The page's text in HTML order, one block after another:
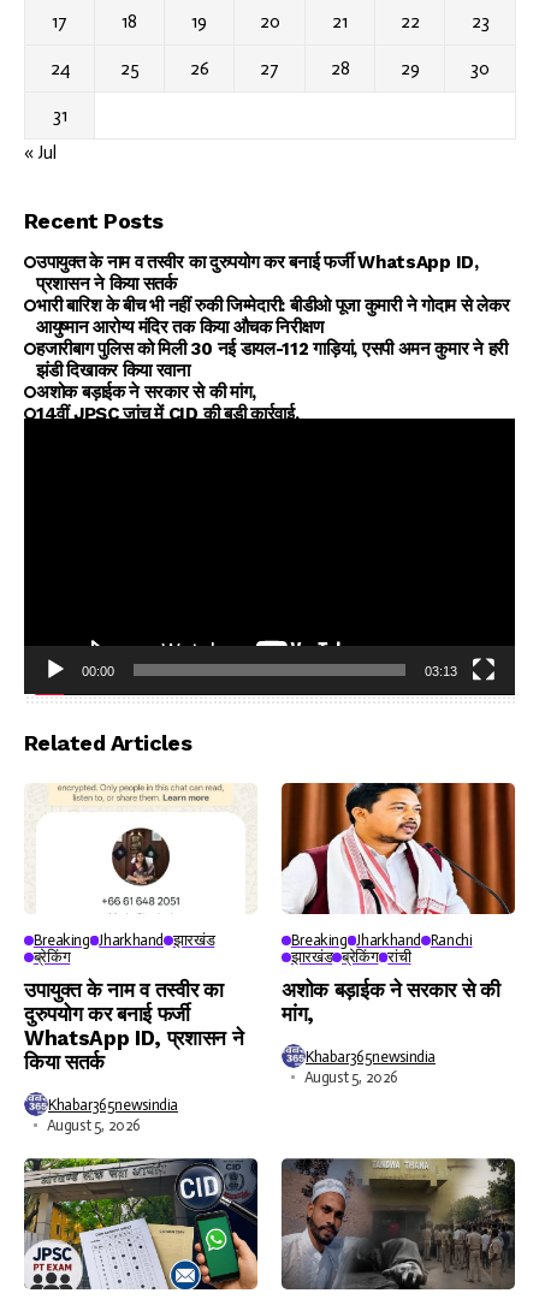
17 18 19 20 21 22 23
24 25 26 27 28 29 30
31
« Jul
Recent Posts
उपायुक्त के नाम व तस्वीर का दुरुपयोग कर बनाई फर्जी WhatsApp ID,
प्रशासन ने किया सतर्क
भारी बारिश के बीच भी नहीं रुकी जिम्मेदारी: बीडीओ पूजा कुमारी ने गोदाम से लेकर
आयुष्मान आरोग्य मंदिर तक किया औचक निरीक्षण
हजारीबाग पुलिस को मिली 30 नई डायल-112 गाड़ियां, एसपी अमन कुमार ने हरी
झंडी दिखाकर किया रवाना
अशोक बड़ाईक ने सरकार से की मांग,
14वीं JPSC जांच में CID की बड़ी कार्रवाई,
Player
00:00 03:13
Related Articles
Breaking Jharkhand
झारखंड
ब्रेकिंग
उपायुक्त के नाम व तस्वीर का
दुरुपयोग कर बनाई फर्जी
WhatsApp ID, प्रशासन ने
किया सतर्क
Khabar365newsindia
August 5, 2026
Breaking Jharkhand
Ranchi
झारखंड ब्रेकिंग रांची
अशोक बड़ाईक ने सरकार से की
मांग,
Khabar365newsindia
August 5, 2026